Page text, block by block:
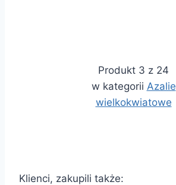
Produkt 3 z 24
w kategorii Azalie
wielkokwiatowe
Klienci, zakupili także: